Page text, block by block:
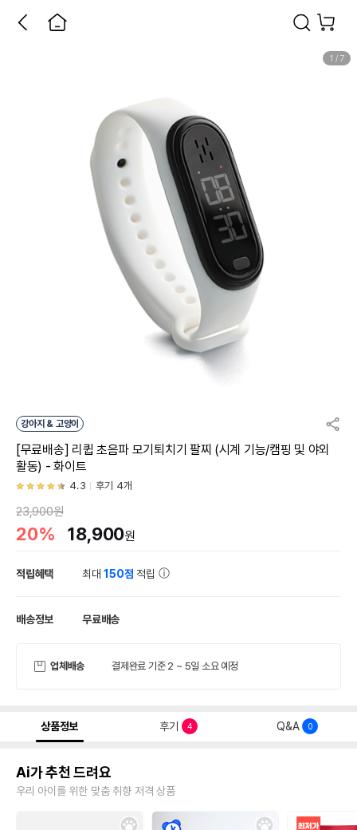
1 / 7
강아지 & 고양이
[무료배송] 리큅 초음파 모기퇴치기 팔찌 (시계 기능/캠핑 및 야외
활동) - 화이트
4.3 후기 4개
23,900원
20% 18,900원
적립혜택 최대150점 적립
배송정보 무료배송
업체배송 결제완료 기준 2 ~ 5일 소요 예정
상품정보 후기 4 Q&A 0
Ai가 추천 드려요
우리 아이를 위한 맞춤 취향 저격 상품